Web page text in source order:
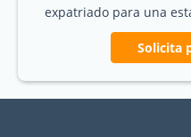
expatriado para una
Solicita